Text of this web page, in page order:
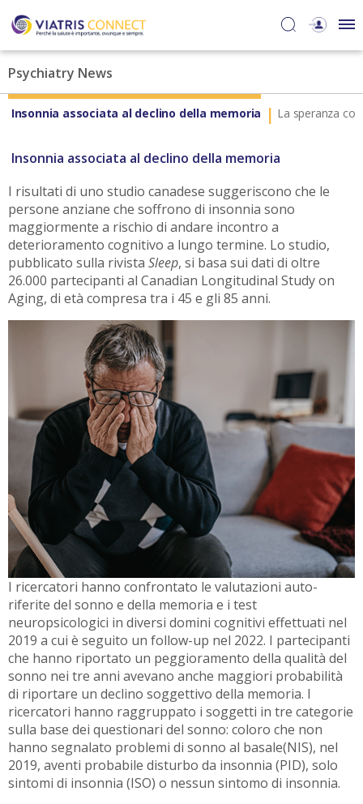
Psychiatry News
Insonnia associata al declino della memoria La speranza
Insonnia associata al declino della memoria
I risultati di uno studio canadese suggeriscono che le
persone anziane che soffrono di insonnia sono
maggiormente a rischio di andare incontro a
deterioramento cognitivo a lungo termine. Lo studio,
pubblicato sulla rivista Sleep, si basa sui dati di oltre
26.000 partecipanti al Canadian Longitudinal Study on
Aging, di età compresa tra i 45 e gli 85 anni.
I ricercatori hanno confrontato le valutazioni auto-
riferite del sonno e della memoria e i test
neuropsicologici in diversi domini cognitivi effettuati nel
2019 a cui è seguito un follow-up nel 2022. I partecipanti
che hanno riportato un peggioramento della qualità del
sonno nei tre anni avevano anche maggiori probabilità
di riportare un declino soggettivo della memoria. I
ricercatori hanno raggruppato i soggetti in tre categorie
sulla base dei questionari del sonno: coloro che non
hanno segnalato problemi di sonno al basale(NIS), nel
2019, aventi probabile disturbo da insonnia (PID), solo
sintomi di insonnia (ISO) o nessun sintomo di insonnia.